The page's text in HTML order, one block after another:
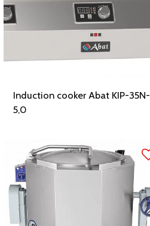
Induction cooker Abat KIP-35N-
5,0